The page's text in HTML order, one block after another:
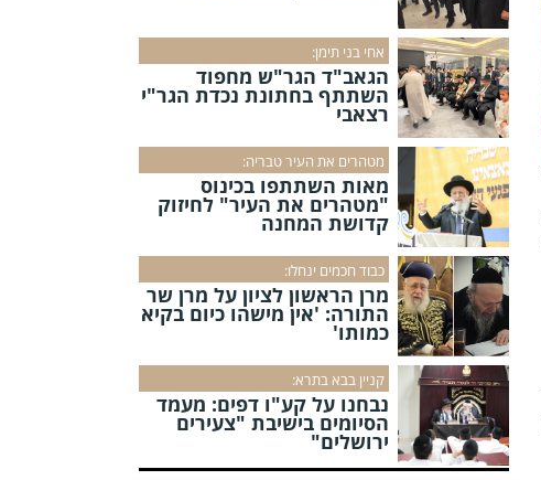
אחי בני תימן:
הגאב"ד הגר"ש מחפוד
השתתף בחתונת נכדת הגר"י
רצאבי
מטהרים את העיר טבריה:
מאות השתתפו בכינוס
"מטהרים את העיר" לחיזוק
קדושת המחנה
כבוד חכמים ינחלו:
מרן הראשון לציון על מרן שר
התורה: 'אין מישהו כיום בקיא
כמותו'
קניין בבא בתרא:
נבחנו על קע"ו דפים: מעמד
הסיומים בישיבת "צעירים
ירושלים"